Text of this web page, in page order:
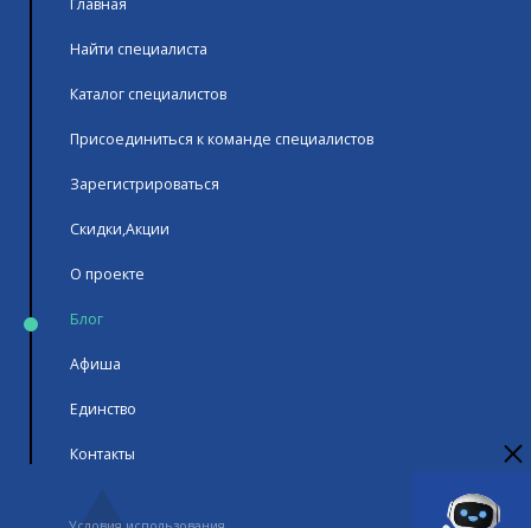
Найти специалиста
Каталог специалистов
Присоединиться к команде специалистов
Зарегистрироваться
Скидки,Акции
О проекте
Блог
Афиша
Единство
Контакты